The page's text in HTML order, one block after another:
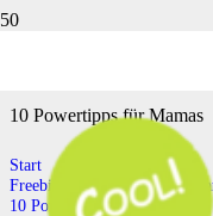
10 Powertipps für Mamas
Start
Freebie 10 Powertipps für
10 Powertipps für Mamas